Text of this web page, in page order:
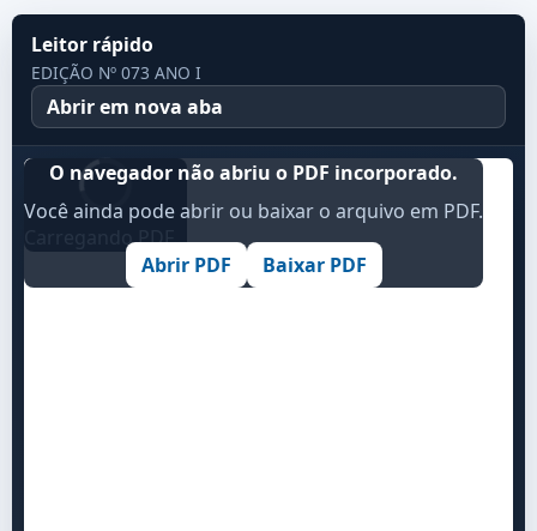
Leitor rápido
EDIÇÃO Nº 073 ANO I
Abrir em nova aba
Carregando PDF...
O navegador não abriu o PDF incorporado.
Você ainda pode abrir ou baixar o arquivo em PDF.
Abrir PDF Baixar PDF